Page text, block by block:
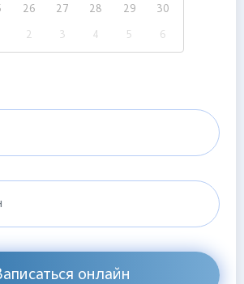
26 27 28 29 30
2 3 4 5 6
онлайн